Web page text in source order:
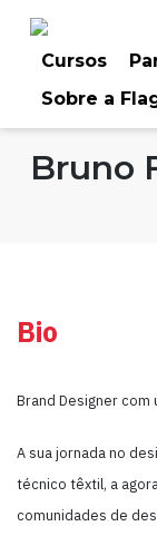
Cursos
Sobre a
Home
Bruno
Bio
Brand Designer com
A sua jornada no
técnico têxtil, a
comunidades de